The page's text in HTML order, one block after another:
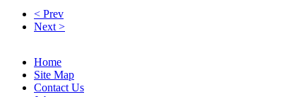
< Prev
Next >
Home
Site Map
Contact Us